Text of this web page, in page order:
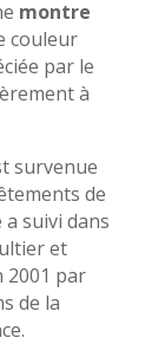
montre
couleur
par le
à
survenue
de
suivi dans
et
2001 par
de la